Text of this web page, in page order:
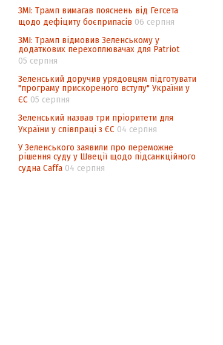
ЗМІ: Трамп вимагав пояснень від Гегсета
щодо дефіциту боєприпасів 06 серпня
ЗМІ: Трамп відмовив Зеленському у
додаткових перехоплювачах для Patriot
05 серпня
Зеленський доручив урядовцям підготувати
"програму прискореного вступу" України у
ЄС 05 серпня
Зеленський назвав три пріоритети для
України у співпраці з ЄС 04 серпня
У Зеленського заявили про переможне
рішення суду у Швеції щодо підсанкційного
судна Caffa 04 серпня